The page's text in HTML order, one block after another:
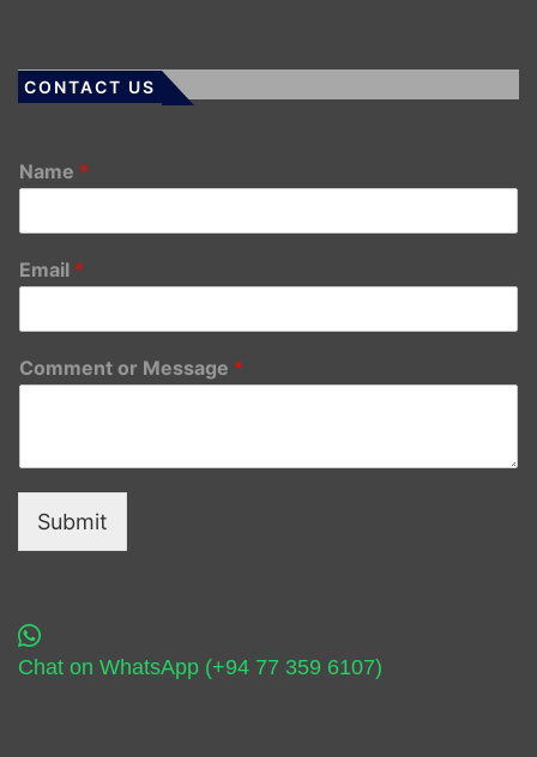
CONTACT US
Name *
Email *
Comment or Message *
Submit
Chat on WhatsApp (+94 77 359 6107)